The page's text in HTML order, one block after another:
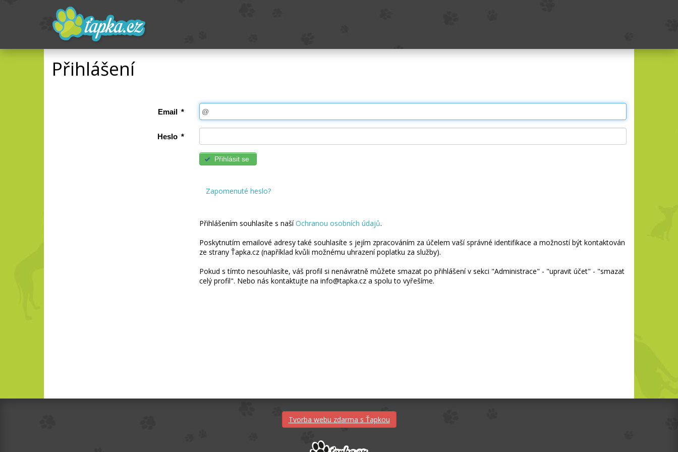
Přihlášení
Email *
Heslo *
Přihlásit se
Zapomenuté heslo?
Přihlášením souhlasíte s našíOchranou osobních údajů.
Poskytnutím emailové adresy také souhlasíte s jejím zpracováním za účelem vaší správné identifikace a možností být kontaktován
ze strany Ťapka.cz (například kvůli možnému uhrazení poplatku za služby).
Pokud s tímto nesouhlasíte, váš profil si nenávratně můžete smazat po přihlášení v sekci "Administrace" - "upravit účet" - "smazat
celý profil". Nebo nás kontaktujte na info@tapka.cz a spolu to vyřešíme.
Tvorba webu zdarma s Ťapkou